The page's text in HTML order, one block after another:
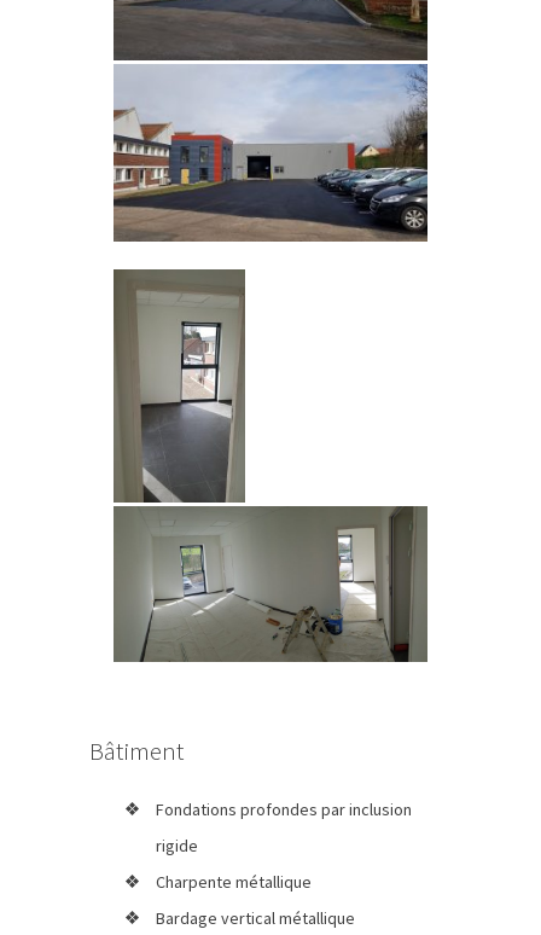
Bâtiment
Fondations profondes par inclusion
rigide
Charpente métallique
Bardage vertical métallique